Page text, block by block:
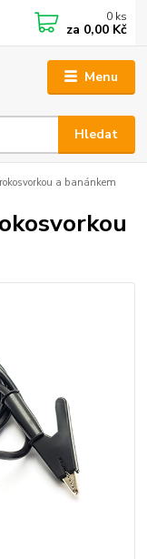
Menu
Hledat
0 ks
za 0,00 Kč
a banánkem